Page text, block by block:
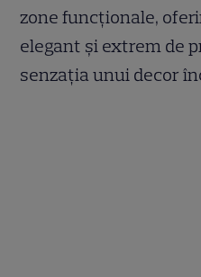
zone funcționale,
elegant și extrem de
senzația unui decor